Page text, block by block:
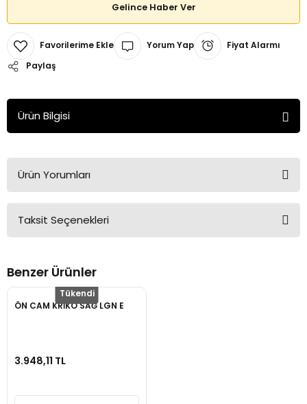
Gelince Haber Ver
Yorum Yap
Fiyat Alarmı
Paylaş
Ürün Bilgisi
Ürün Yorumları
Bu ürüne ilk yorumu siz yapın!
Taksit Seçenekleri
Benzer Ürünler
Tükendi
ÖN CAM KRİKO SAĞ LGN E
3.948,11 TL